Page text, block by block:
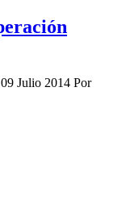
Julio 2014 Por